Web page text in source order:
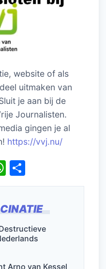
Arno van Kessel
website of als
uitmaken van
je aan bij de
Journalisten.
gingen je al
https://vvj.nu/
W
h
s
A
p
p
el
n